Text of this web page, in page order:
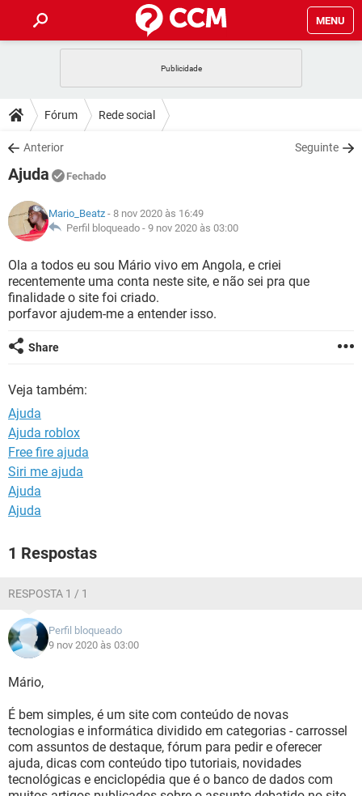
MENU
CELULAR
OUTLOOK
INSTAGRAM
GUIA DE COMPRAS
DICAS
JOGOS
INSTAGRAM GMAIL
GUIA DE COMPRAS
DOWNLOADS
JOGOS
CELULAR
OUTLOOK EXCEL
INSTAGRAM GMAIL
GUIA DE COMPRAS
FÓRUM
JOGOS WHATSAPP
CELULAR
OUTLOOK EXCEL
INSTAGRAM
GLOSSÁRIO
JOGOS WHATSAPP
CELULAR FACEBOOK
OUTLOOK EXCEL
INSTAGRAM
Fórum Rede social
Anterior Seguinte
Ajuda Fechado
Mario_Beatz - 8 nov 2020 às 16:49
Perfil bloqueado - 9 nov 2020 às 03:00
Ola a todos eu sou Mário vivo em Angola, e criei
recentemente uma conta neste site, e não sei pra que
finalidade o site foi criado.
porfavor ajudem-me a entender isso.
Share
Veja também:
Ajuda
Ajuda roblox
Free fire ajuda
Siri me ajuda
Ajuda
Ajuda
1 Respostas
RESPOSTA 1 / 1
Perfil bloqueado
9 nov 2020 às 03:00
Mário,
É bem simples, é um site com conteúdo de novas
tecnologias e informática dividido em categorias - carrossel
com assuntos de destaque, fórum para pedir e oferecer
ajuda, dicas com conteúdo tipo tutoriais, novidades
tecnológicas e enciclopédia que é o banco de dados com